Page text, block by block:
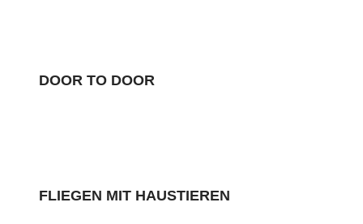
DOOR TO DOOR
FLIEGEN MIT HAUSTIEREN